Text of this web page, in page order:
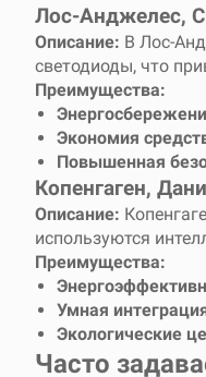
Лос-Анджелес,
Описание: В Лос-
светодиоды, что
Преимущества:
Экономия
Повышенная
Копенгаген,
Описание:
используются
Преимущества:
Умная
Экологические
Часто